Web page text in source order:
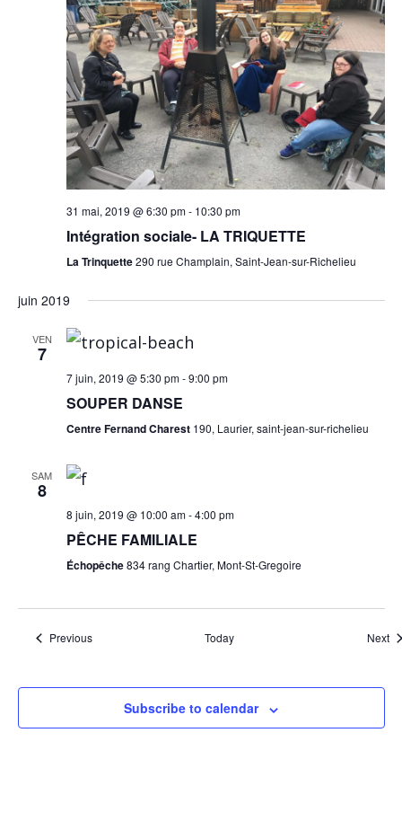
31 mai, 2019 @ 6:30 pm- 10:30 pm
Intégration sociale- LA TRIQUETTE
La Trinquette290 rue Champlain, Saint-Jean-sur-Richelieu
juin 2019
VEN
7
7 juin, 2019 @ 5:30 pm-9:00 pm
SOUPER DANSE
Centre Fernand Charest 190, Laurier, saint-jean-sur-richelieu
SAM
8
8 juin, 2019 @ 10:00 am-4:00 pm
PÊCHE FAMILIALE
Échopêche834 rang Chartier, Mont-St-Gregoire
PreviousEvents Today Next
Subscribe to calendar